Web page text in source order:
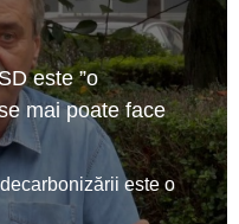
este ”o
mai poate face
este o